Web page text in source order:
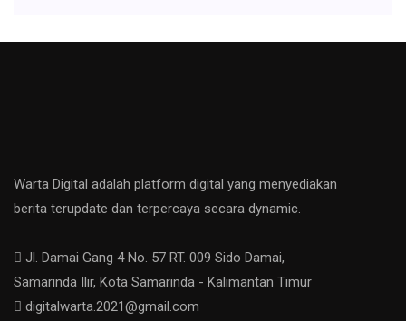
Warta Digital adalah platform digital yang menyediakan
berita terupdate dan terpercaya secara dynamic.
Jl. Damai Gang 4 No. 57 RT. 009 Sido Damai,
Samarinda Ilir, Kota Samarinda - Kalimantan Timur
digitalwarta.2021@gmail.com